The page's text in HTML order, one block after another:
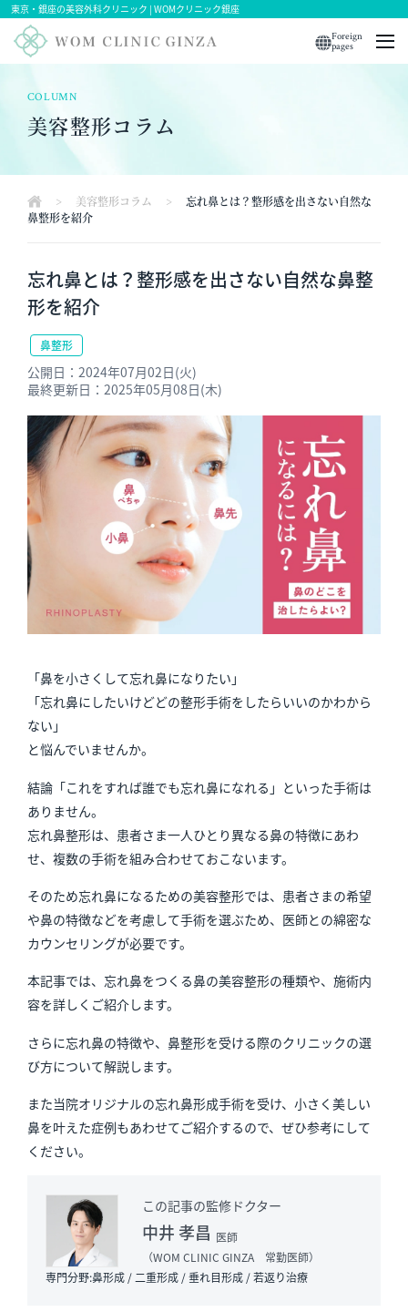
東京・銀座の美容外科クリニック | WOMクリニック銀座
Foreign
pages
COLUMN
美容整形コラム
> 美容整形コラム > 忘れ鼻とは？整形感を出さない自然な
鼻整形を紹介
忘れ鼻とは？整形感を出さない自然な鼻整
形を紹介
鼻整形
公開日：2024年07月02日(火)
最終更新日：2025年05月08日(木)
「鼻を小さくして忘れ鼻になりたい」
「忘れ鼻にしたいけどどの整形手術をしたらいいのかわから
ない」
と悩んでいませんか。
結論「これをすれば誰でも忘れ鼻になれる」といった手術は
ありません。
忘れ鼻整形は、患者さま一人ひとり異なる鼻の特徴にあわ
せ、複数の手術を組み合わせておこないます。
そのため忘れ鼻になるための美容整形では、患者さまの希望
や鼻の特徴などを考慮して手術を選ぶため、医師との綿密な
カウンセリングが必要です。
本記事では、忘れ鼻をつくる鼻の美容整形の種類や、施術内
容を詳しくご紹介します。
さらに忘れ鼻の特徴や、鼻整形を受ける際のクリニックの選
び方について解説します。
また当院オリジナルの忘れ鼻形成手術を受け、小さく美しい
鼻を叶えた症例もあわせてご紹介するので、ぜひ参考にして
ください。
この記事の監修ドクター
中井 孝昌 医師
（WOM CLINIC GINZA 常勤医師）
専門分野:鼻形成 / 二重形成 / 垂れ目形成 / 若返り治療